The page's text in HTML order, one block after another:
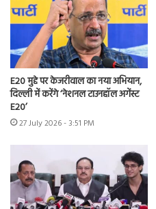
E20 मुद्दे पर केजरीवाल का नया अभियान,
दिल्ली में करेंगे ‘नेशनल टाउनहॉल अगेंस्ट
E20’
27 July 2026 - 3:51 PM